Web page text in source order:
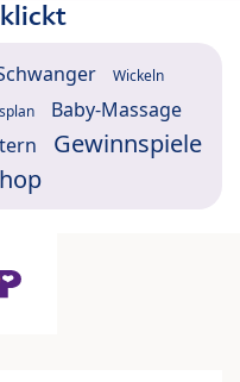
Wickeln
Baby-Massage
Gewinnspiele